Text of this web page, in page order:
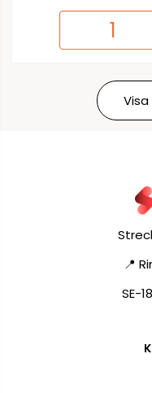
📍
SE-